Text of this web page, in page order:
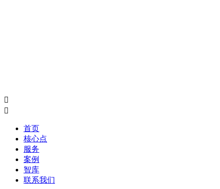


首页
核心点
服务
案例
智库
联系我们